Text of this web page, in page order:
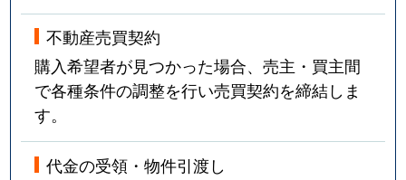
不動産売買契約
購入希望者が見つかった場合、売主・買主間
で各種条件の調整を行い売買契約を締結しま
す。
代金の受領・物件引渡し